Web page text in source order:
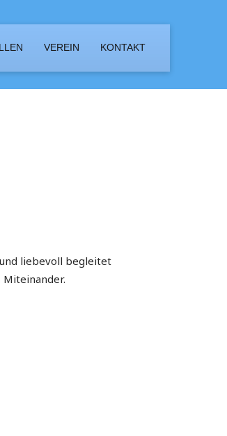
VEREIN KONTAKT
liebevoll begleitet